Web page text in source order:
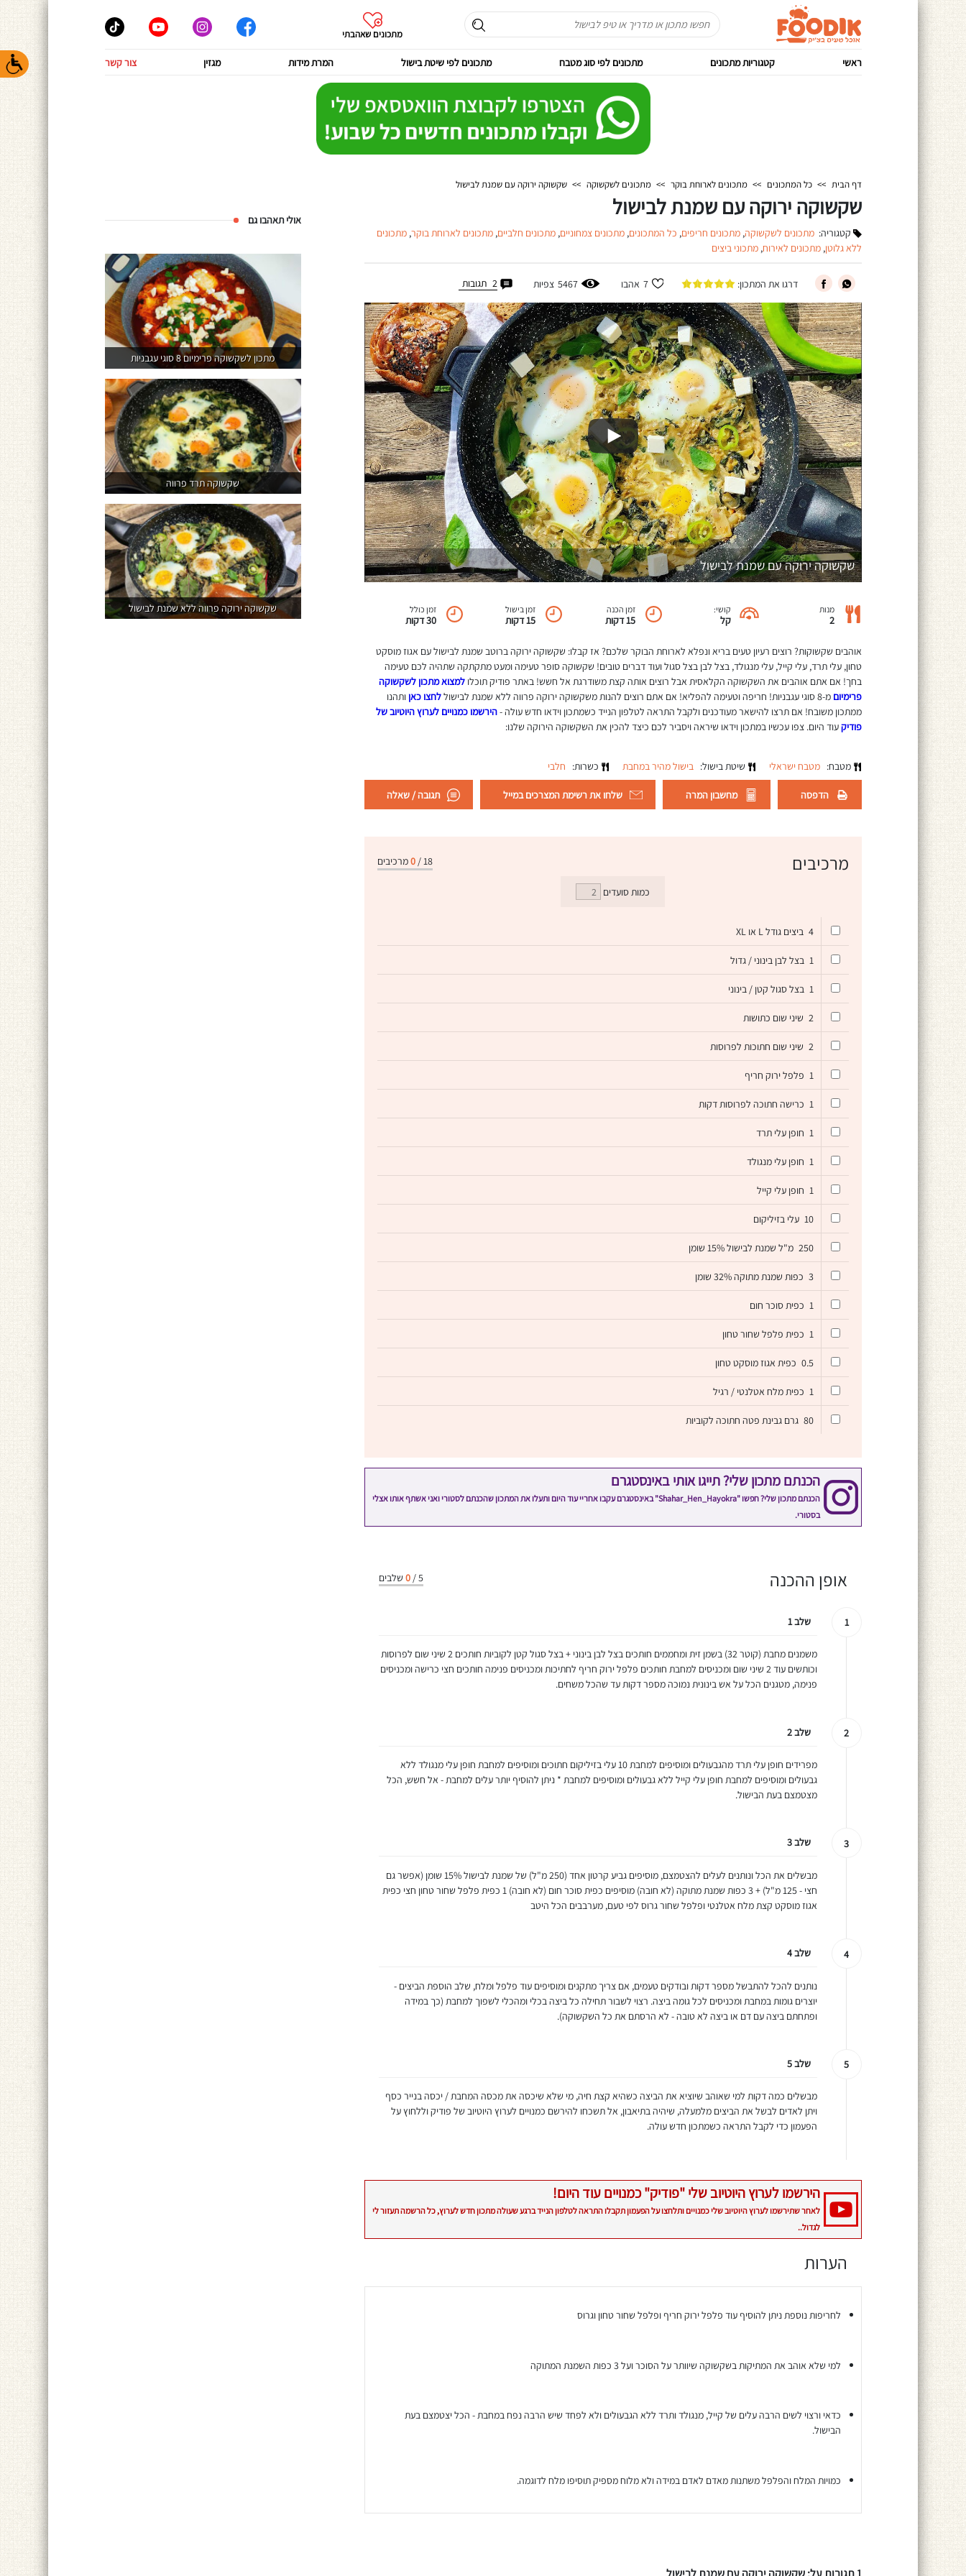
מתכונים שאהבתי
ראשי קטגוריות מתכונים מתכונים לפי סוג מטבח מתכונים לפי שיטת בישול המרת מידות מגזין צור קשר
דף הבית >> כל המתכונים >> מתכונים לארוחת בוקר >> מתכונים לשקשוקה >> שקשוקה ירוקה עם שמנת לבישול
שקשוקה ירוקה עם שמנת לבישול
קטגוריה: מתכונים לשקשוקה,מתכונים חריפים, כל המתכונים,מתכונים צמחוניים,מתכונים חלביים,מתכונים לארוחת בוקר,מתכונים
ללא גלוטן,מתכונים לאירוח,מתכוני ביצים
דרגו את המתכון: 7 אהבו 5467 צפיות 2 תגובות
שקשוקה ירוקה עם שמנת לבישול
מנות
2
קושי:
קל
זמן הכנה
15 דקות
זמן בישול
15 דקות
זמן כולל
30 דקות
אוהבים שקשוקות? רוצים רעיון טעים בריא ונפלא לארוחת הבוקר שלכם? אז קבלו: שקשוקה ירוקה ברוטב שמנת לבישול עם אגוז מוסקט
טחון, עלי תרד, עלי קייל, עלי מנגולד, בצל לבן בצל סגול ועוד דברים טובים! שקשוקה סופר טעימה ומעט מתקתקה שתהיה לכם טעימה
בחך! אם אתם אוהבים את השקשוקה הקלאסית אבל רוצים אותה קצת משודרגת אל חשש! באתר פודיק תוכלולמצוא מתכון לשקשוקה
פרימיום מ-8 סוגי עגבניות! חריפה וטעימה להפליא! אם אתם רוצים להנות משקשוקה ירוקה פרווה ללא שמנת לבישול לחצו כאן ותהנו
ממתכון משובח! אם תרצו להישאר מעודכנים ולקבל התראה לטלפון הנייד כשמתכון וידאו חדש עולה -הירשמו כמנויים לערוץ היוטיוב של
פודיקעוד היום. צפו עכשיו במתכון וידאו שיראה ויסביר לכם כיצד להכין את השקשוקה הירוקה שלנו:
מטבח: מטבח ישראלי שיטת בישול: בישול מהיר במחבת כשרות: חלבי
הדפסה מחשבון המרה שלחו את רשימת המצרכים במייל תגובה / שאלה
18
/
0מרכיבים מרכיבים
כמות סועדים
4 ביצים גודל L או XL
1 בצל לבן בינוני / גדול
1 בצל סגול קטן / בינוני
2 שיני שום כתושות
2 שיני שום חתוכות לפרוסות
1 פלפל ירוק חריף
1 כרישה חתוכה לפרוסות דקות
1 חופן עלי תרד
1 חופן עלי מנגולד
1 חופן עלי קייל
10 עלי בזיליקום
250 מ"ל שמנת לבישול 15% שומן
3 כפות שמנת מתוקה 32% שומן
1 כפית סוכר חום
1 כפית פלפל שחור טחון
0.5 כפית אגוז מוסקט טחון
1 כפית מלח אטלנטי / רגיל
80 גרם גבינת פטה חתוכה לקוביות
הכנתם מתכון שלי? תייגו אותי באינסטגרם
הכנתם מתכון שלי? חפשו "Shahar_Hen_Hayokra" באינסטגרם עקבו אחריי עוד היום ותעלו את המתכון שהכנתם לסטורי ואני אשתף אותו אצלי
בסטורי.
5
/
0 שלבים אופן ההכנה
1 שלב 1
משמנים מחבת (קוטר 32) בשמן זית ומחממים חותכים בצל לבן בינוני + בצל סגול קטן לקוביות חותכים 2 שיני שום לפרוסות
וכותשים עוד 2 שיני שום ומכניסים למחבת חותכים פלפל ירוק חריף לחתיכות ומכניסים פנימה חותכים חצי כרישה ומכניסים
פנימה, מטגנים הכל על אש בינונית נמוכה מספר דקות עד שהכל משחים.
2 שלב 2
מפרידים חופן עלי תרד מהגבעולים ומוסיפים למחבת 10 עלי בזיליקום חתוכים ומוסיפים למחבת חופן עלי מנגולד ללא
גבעולים ומוסיפים למחבת חופן עלי קייל ללא גבעולים ומוסיפים למחבת * ניתן להוסיף יותר עלים למחבת - אל חשש, הכל
מצטמצם בעת הבישול.
3 שלב 3
מבשלים את הכל ונותנים לעלים להצטמצם, מוסיפים גביע קרטון אחד (250 מ"ל) של שמנת לבישול 15% שומן (אפשר גם
חצי - 125 מ"ל) + 3 כפות שמנת מתוקה (לא חובה) מוסיפים כפית סוכר חום (לא חובה) 1 כפית פלפל שחור טחון חצי כפית
אגוז מוסקט קצת מלח אטלנטי ופלפל שחור גרוס לפי טעם, מערבבים הכל היטב
4 שלב 4
נותנים להכל להתבשל מספר דקות ובודקים טעמים, אם צריך מתקנים ומוסיפים עוד פלפל ומלח, שלב הוספת הביצים -
יוצרים גומות במחבת ומכניסים לכל גומה ביצה. רצוי לשבור תחילה כל ביצה בכלי ומהכלי לשפוך למחבת (כך במידה
ופתחתם ביצה עם דם או ביצה לא טובה - לא הרסתם את כל השקשוקה).
5 שלב 5
מבשלים כמה דקות למי שאוהב שיוציא את הביצה כשהיא קצת חיה, מי שלא שיכסה את מכסה המחבת / יכסה בנייר כסף
ויתן לאדים לבשל את הביצים מלמעלה, שיהיה בתיאבון, אל תשכחו להירשם כמנויים לערוץ היוטיוב של פודיק וללחוץ על
הפעמון כדי לקבל התראה כשמתכון חדש עולה.
הירשמו לערוץ היוטיוב שלי "פודיק" כמנויים עוד היום!
לאחר שתירשמו לערוץ היוטיוב שלי כמנויים ותלחצו על הפעמון תקבלו התראה לטלפון הנייד ברגע שעולה מתכון חדש לערוץ, כל הרשמה תעזור לי
לגדול..
הערות
לחריפות נוספת ניתן להוסיף עוד פלפל ירוק חריף ופלפל שחור טחון וגרוס
למי שלא אוהב את המתיקות בשקשוקה שיוותר על הסוכר ועל 3 כפות השמנת המתוקה
כדאי ורצוי לשים הרבה עלים של קייל, מנגולד ותרד ללא הגבעולים ולא לפחד שיש הרבה נפח במחבת - הכל יצטמצם בעת
הבישול.
כמויות המלח והפלפל משתנות מאדם לאדם במידה ולא מלוח מספיק תוסיפו מלח לדוגמה.
אולי תאהבו גם
מתכון לשקשוקה פרימיום 8 סוגי עגבניות
שקשוקה תרד פרווה
שקשוקה ירוקה פרווה ללא שמנת לבישול